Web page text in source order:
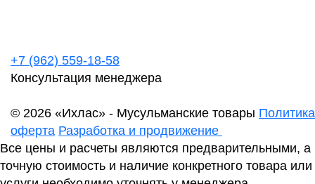
+7 (962) 559-18-58
Консультация менеджера
© 2026 «Ихлас» - Мусульманские товары
оферта Разработка и продвижение
Все цены и расчеты являются предварительными, а
точную стоимость и наличие конкретного товара или